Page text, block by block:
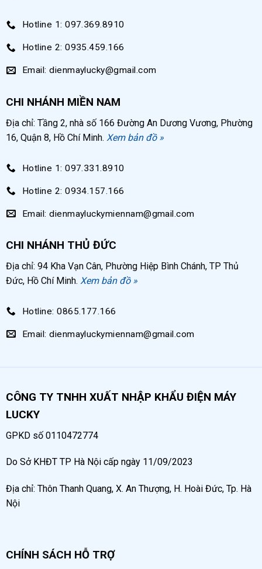
Hotline 1: 097.369.8910
Hotline 2: 0935.459.166
Email: dienmaylucky@gmail.com
CHI NHÁNH MIỀN NAM
Địa chỉ: Tầng 2, nhà số 166 Đường An Dương Vương, Phường
16, Quận 8, Hồ Chí Minh. Xem bản đồ »
Hotline 1: 097.331.8910
Hotline 2: 0934.157.166
Email: dienmayluckymiennam@gmail.com
CHI NHÁNH THỦ ĐỨC
Địa chỉ: 94 Kha Vạn Cân, Phường Hiệp Bình Chánh, TP Thủ
Đức, Hồ Chí Minh. Xem bản đồ »
Hotline: 0865.177.166
Email: dienmayluckymiennam@gmail.com
CÔNG TY TNHH XUẤT NHẬP KHẨU ĐIỆN MÁY
LUCKY
GPKD số 0110472774
Do Sở KHĐT TP Hà Nội cấp ngày 11/09/2023
Địa chỉ: Thôn Thanh Quang, X. An Thượng, H. Hoài Đức, Tp. Hà
Nội
CHÍNH SÁCH HỖ TRỢ